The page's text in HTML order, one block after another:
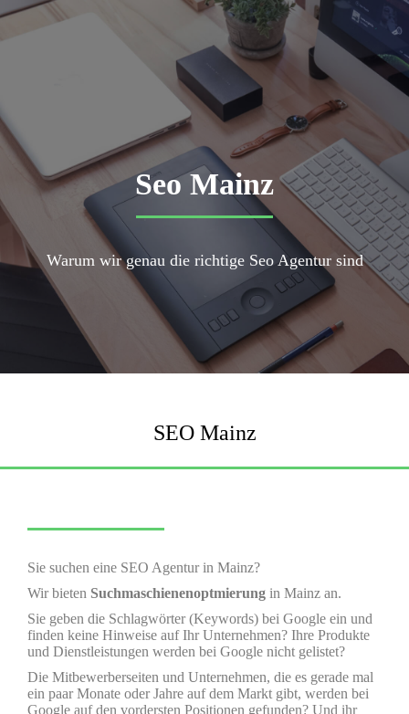
Seo Mainz
Warum wir genau die richtige Seo Agentur sind
SEO Mainz
Sie suchen eine SEO Agentur in Mainz?
Wir bieten Suchmaschienenoptmierung in Mainz an.
Sie geben die Schlagwörter (Keywords) bei Google ein und
finden keine Hinweise auf Ihr Unternehmen? Ihre Produkte
und Dienstleistungen werden bei Google nicht gelistet?
Die Mitbewerberseiten und Unternehmen, die es gerade mal
ein paar Monate oder Jahre auf dem Markt gibt, werden bei
Google auf den vordersten Positionen gefunden? Und ihr